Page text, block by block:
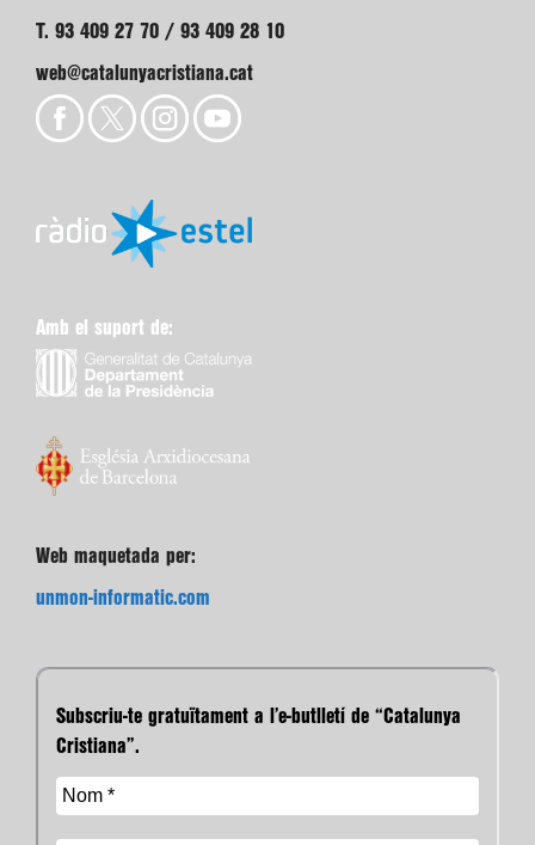
T. 93 409 27 70 / 93 409 28 10
web@catalunyacristiana.cat
Amb el suport de:
Web maquetada per:
unmon-informatic.com
Subscriu-te gratuïtament a l’e-butlletí de “Catalunya
Cristiana”.